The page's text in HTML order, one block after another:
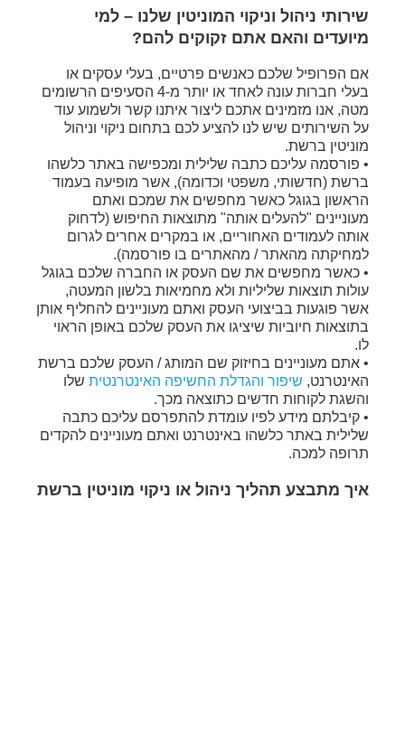
שירותי ניהול וניקוי המוניטין שלנו – למי
מיועדים והאם אתם זקוקים להם?
אם הפרופיל שלכם כאנשים פרטיים, בעלי עסקים או
בעלי חברות עונה לאחד או יותר מ-4 הסעיפים הרשומים
מטה, אנו מזמינים אתכם ליצור איתנו קשר ולשמוע עוד
על השירותים שיש לנו להציע לכם בתחום ניקוי וניהול
מוניטין ברשת.
• פורסמה עליכם כתבה שלילית ומכפישה באתר כלשהו
ברשת (חדשותי, משפטי וכדומה), אשר מופיעה בעמוד
הראשון בגוגל כאשר מחפשים את שמכם ואתם
מעוניינים "להעלים אותה" מתוצאות החיפוש (לדחוק
אותה לעמודים האחוריים, או במקרים אחרים לגרום
למחיקתה מהאתר / מהאתרים בו פורסמה).
• כאשר מחפשים את שם העסק או החברה שלכם בגוגל
עולות תוצאות שליליות ולא מחמיאות בלשון המעטה,
אשר פוגעות בביצועי העסק ואתם מעוניינים להחליף אותן
בתוצאות חיוביות שיציגו את העסק שלכם באופן הראוי
לו.
• אתם מעוניינים בחיזוק שם המותג / העסק שלכם ברשת
האינטרנט, שיפור והגדלת החשיפה האינטרנטית שלו
והשגת לקוחות חדשים כתוצאה מכך.
• קיבלתם מידע לפיו עומדת להתפרסם עליכם כתבה
שלילית באתר כלשהו באינטרנט ואתם מעוניינים להקדים
תרופה למכה.
איך מתבצע תהליך ניהול או ניקוי מוניטין ברשת